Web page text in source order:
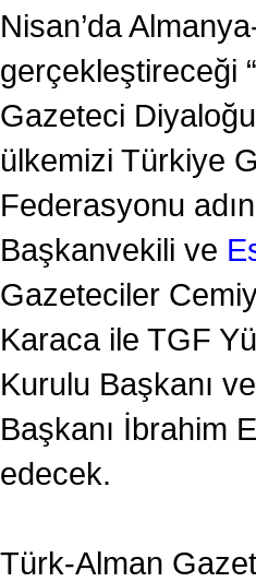
Nisan’da
gerçekleştireceği
Gazeteci
ülkemizi Türkiye
Federasyonu
Başkanvekili ve
Gazeteciler
Karaca ile TGF
Kurulu Başkanı
Başkanı İbrahim
edecek.
Türk-Alman